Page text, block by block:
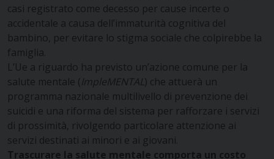
casi registrato come decesso per cause incerte o
accidentale a causa dell’immaturità cognitiva del
bambino, per evitare lo stigma sociale che colpirebbe la
famiglia.
L’Ue a riguardo ha previsto un’azione comune per la
salute mentale (ImpleMENTAL) che attuerà un
programma nazionale multilivello di prevenzione dei
suicidi e una riforma del sistema per rafforzare i servizi
di prossimità, rivolgendo particolare attenzione ai
servizi destinati ai minori e ai giovani.
Trascurare la salute mentale comporta un costo